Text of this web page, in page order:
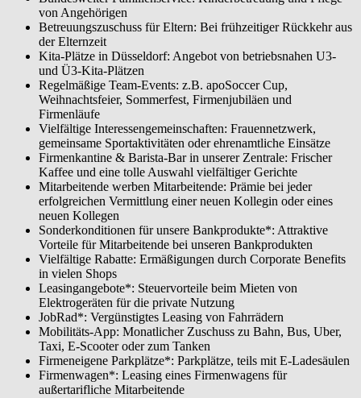
von Angehörigen
Betreuungszuschuss für Eltern: Bei frühzeitiger Rückkehr aus
der Elternzeit
Kita-Plätze in Düsseldorf: Angebot von betriebsnahen U3-
und Ü3-Kita-Plätzen
Regelmäßige Team-Events: z.B. apoSoccer Cup,
Weihnachtsfeier, Sommerfest, Firmenjubiläen und
Firmenläufe
Vielfältige Interessengemeinschaften: Frauennetzwerk,
gemeinsame Sportaktivitäten oder ehrenamtliche Einsätze
Firmenkantine & Barista-Bar in unserer Zentrale: Frischer
Kaffee und eine tolle Auswahl vielfältiger Gerichte
Mitarbeitende werben Mitarbeitende: Prämie bei jeder
erfolgreichen Vermittlung einer neuen Kollegin oder eines
neuen Kollegen
Sonderkonditionen für unsere Bankprodukte*: Attraktive
Vorteile für Mitarbeitende bei unseren Bankprodukten
Vielfältige Rabatte: Ermäßigungen durch Corporate Benefits
in vielen Shops
Leasingangebote*: Steuervorteile beim Mieten von
Elektrogeräten für die private Nutzung
JobRad*: Vergünstigtes Leasing von Fahrrädern
Mobilitäts-App: Monatlicher Zuschuss zu Bahn, Bus, Uber,
Taxi, E-Scooter oder zum Tanken
Firmeneigene Parkplätze*: Parkplätze, teils mit E-Ladesäulen
Firmenwagen*: Leasing eines Firmenwagens für
außertarifliche Mitarbeitende